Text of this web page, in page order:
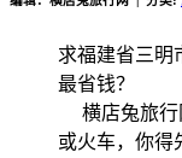
求福建省三明
最省钱？
横店兔旅行
或火车，你得